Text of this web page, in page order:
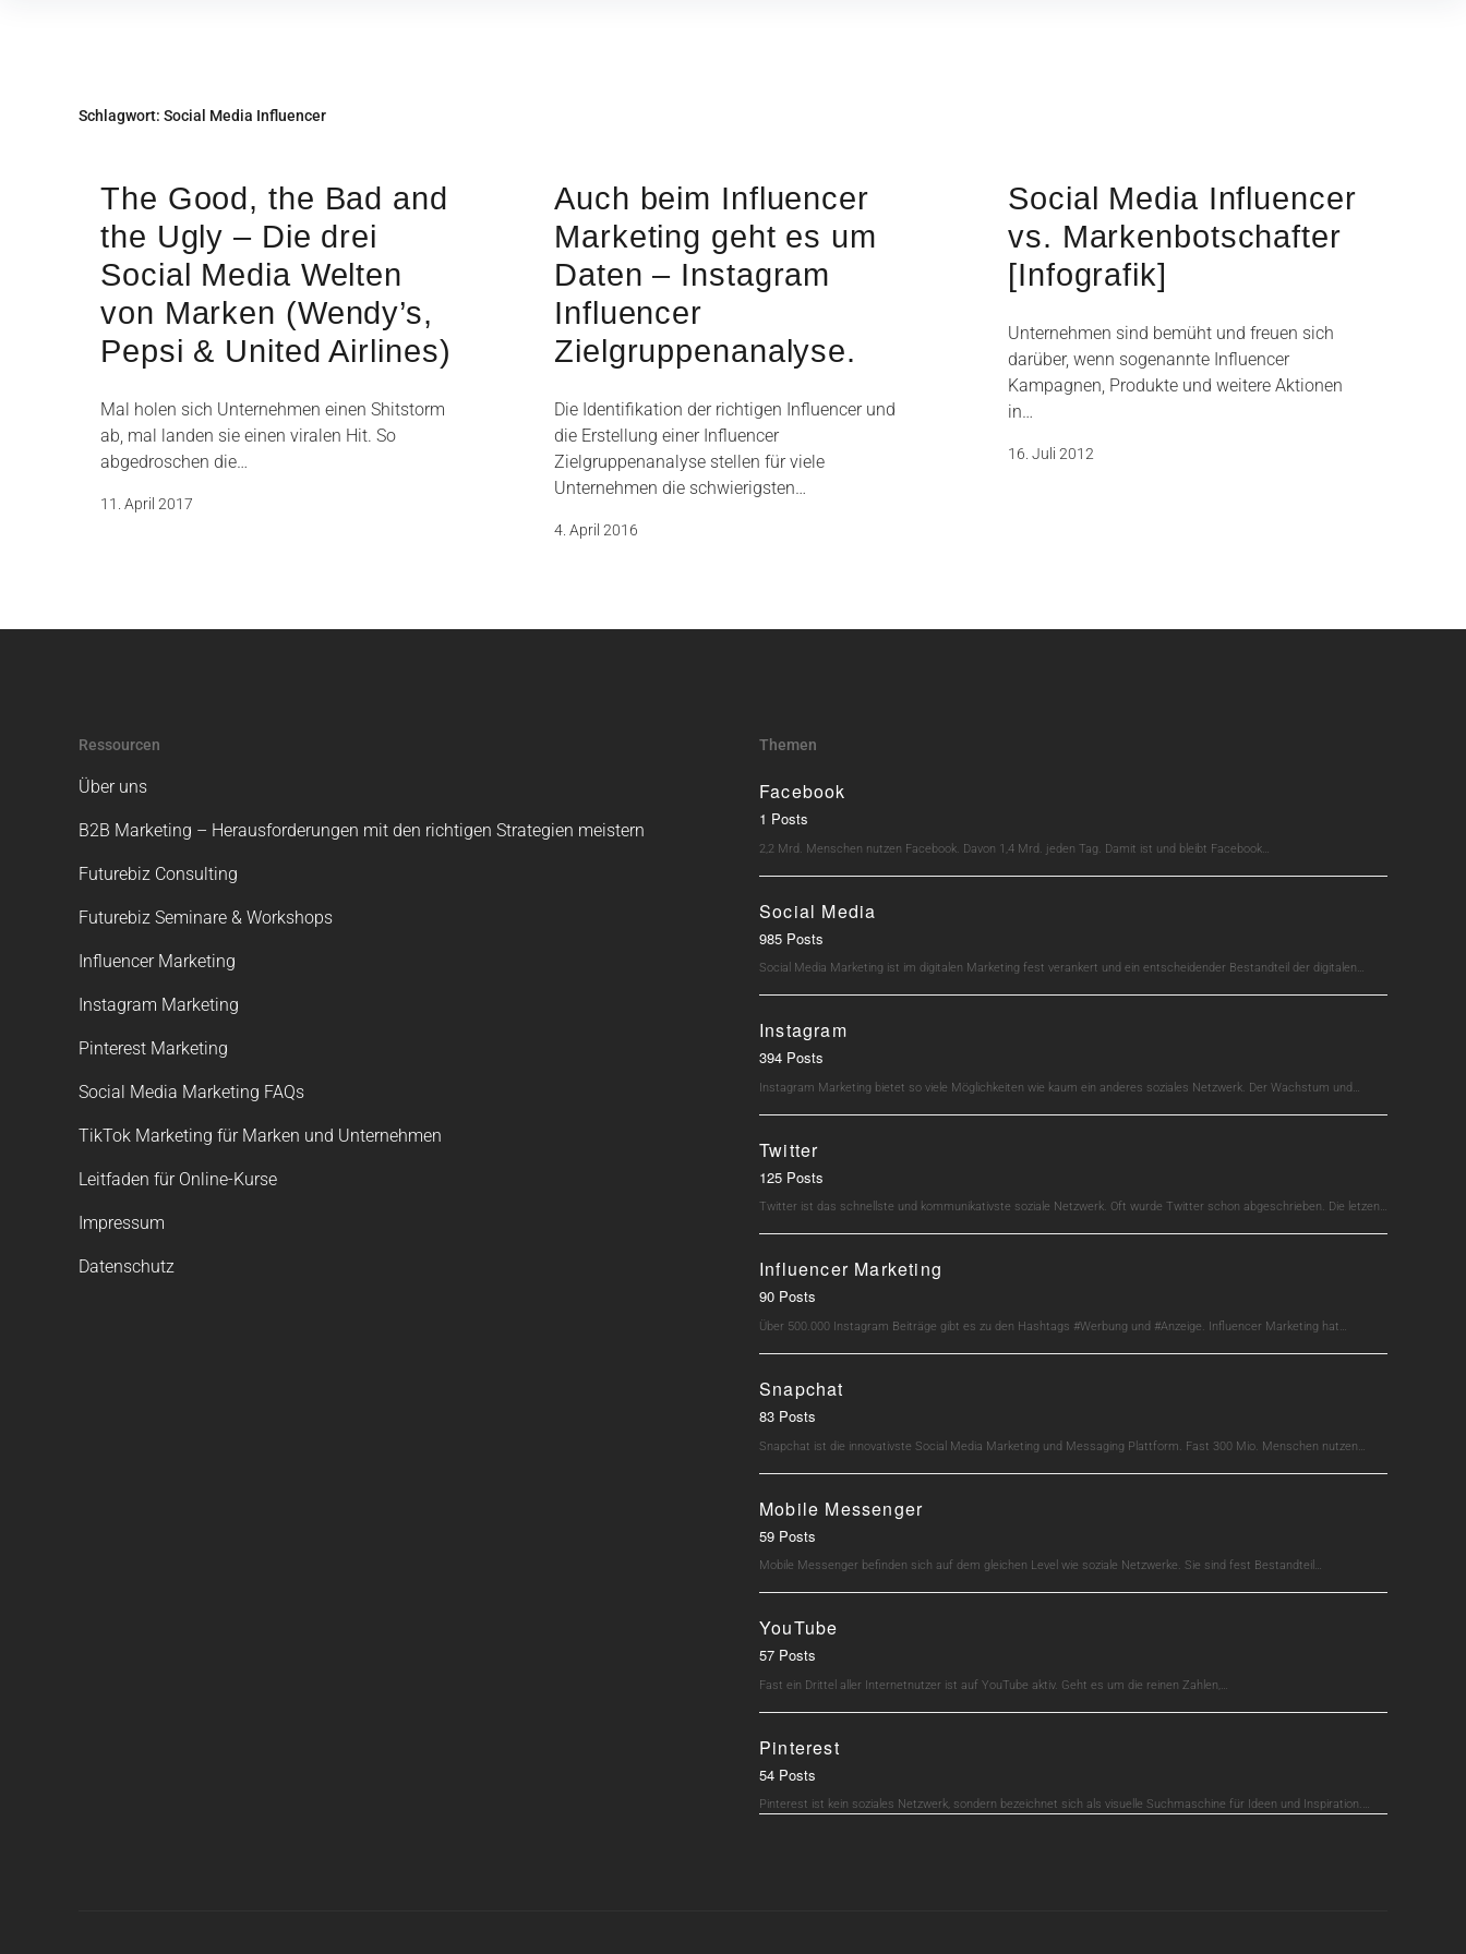
Schlagwort: Social Media Influencer
The Good, the Bad and
the Ugly – Die drei
Social Media Welten
von Marken (Wendy’s,
Pepsi & United Airlines)
Mal holen sich Unternehmen einen Shitstorm
ab, mal landen sie einen viralen Hit. So
abgedroschen die…
11. April 2017
Auch beim Influencer
Marketing geht es um
Daten – Instagram
Influencer
Zielgruppenanalyse.
Die Identifikation der richtigen Influencer und
die Erstellung einer Influencer
Zielgruppenanalyse stellen für viele
Unternehmen die schwierigsten…
4. April 2016
Social Media Influencer
vs. Markenbotschafter
[Infografik]
Unternehmen sind bemüht und freuen sich
darüber, wenn sogenannte Influencer
Kampagnen, Produkte und weitere Aktionen
in…
16. Juli 2012
Ressourcen
Über uns
B2B Marketing – Herausforderungen mit den richtigen Strategien meistern
Futurebiz Consulting
Futurebiz Seminare & Workshops
Influencer Marketing
Instagram Marketing
Pinterest Marketing
Social Media Marketing FAQs
TikTok Marketing für Marken und Unternehmen
Leitfaden für Online-Kurse
Impressum
Datenschutz
Themen
Facebook
1 Posts
2,2 Mrd. Menschen nutzen Facebook. Davon 1,4 Mrd. jeden Tag. Damit ist und bleibt Facebook…
Social Media
985 Posts
Social Media Marketing ist im digitalen Marketing fest verankert und ein entscheidender Bestandteil der digitalen…
Instagram
394 Posts
Instagram Marketing bietet so viele Möglichkeiten wie kaum ein anderes soziales Netzwerk. Der Wachstum und…
Twitter
125 Posts
Twitter ist das schnellste und kommunikativste soziale Netzwerk. Oft wurde Twitter schon abgeschrieben. Die letzen…
Influencer Marketing
90 Posts
Über 500.000 Instagram Beiträge gibt es zu den Hashtags #Werbung und #Anzeige. Influencer Marketing hat…
Snapchat
83 Posts
Snapchat ist die innovativste Social Media Marketing und Messaging Plattform. Fast 300 Mio. Menschen nutzen…
Mobile Messenger
59 Posts
Mobile Messenger befinden sich auf dem gleichen Level wie soziale Netzwerke. Sie sind fest Bestandteil…
YouTube
57 Posts
Fast ein Drittel aller Internetnutzer ist auf YouTube aktiv. Geht es um die reinen Zahlen,…
Pinterest
54 Posts
Pinterest ist kein soziales Netzwerk, sondern bezeichnet sich als visuelle Suchmaschine für Ideen und Inspiration.…